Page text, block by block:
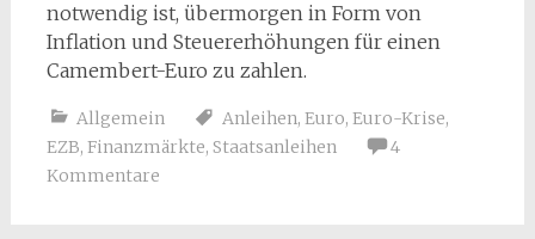
notwendig ist, übermorgen in Form von
Inflation und Steuererhöhungen für einen
Camembert-Euro zu zahlen.
Allgemein Anleihen, Euro, Euro-Krise,
EZB, Finanzmärkte, Staatsanleihen
4
Kommentare